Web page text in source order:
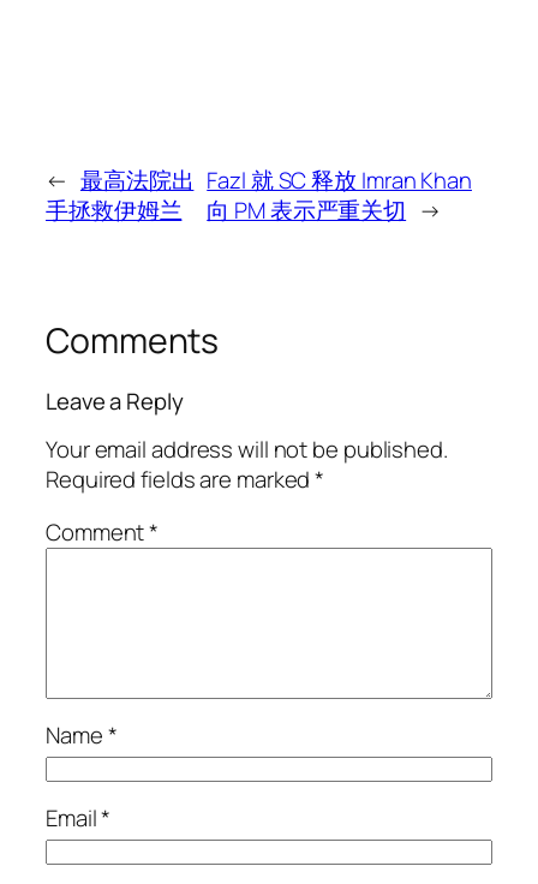
← 最高法院出
手拯救伊姆兰
Fazl 就 SC 释放 Imran Khan
向 PM 表示严重关切 →
Comments
Leave a Reply
Your email address will not be published.
Required fields are marked*
Comment*
Name*
Email*